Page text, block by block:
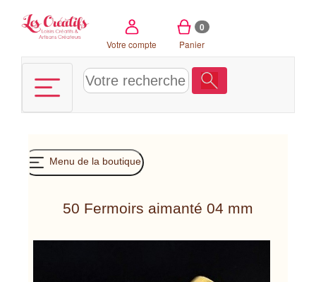
Votre compte
0
Panier
Menu de la boutique
50 Fermoirs aimanté 04 mm